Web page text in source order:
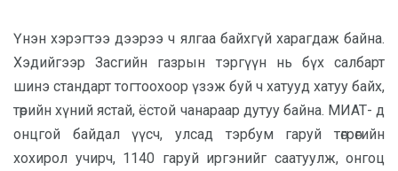
Үнэн хэрэгтээ дээрээ ч ялгаа байхгүй харагдаж байна.
Хэдийгээр Засгийн газрын тэргүүн нь бүх салбарт
шинэ стандарт тогтоохоор үзэж буй ч хатууд хатуу байх,
төрийн хүний ястай, ёстой чанараар дутуу байна. МИАТ- д
онцгой байдал үүсч, улсад тэрбум гаруй төгрөгийн
хохирол учирч, 1140 гаруй иргэнийг саатуулж, онгоц